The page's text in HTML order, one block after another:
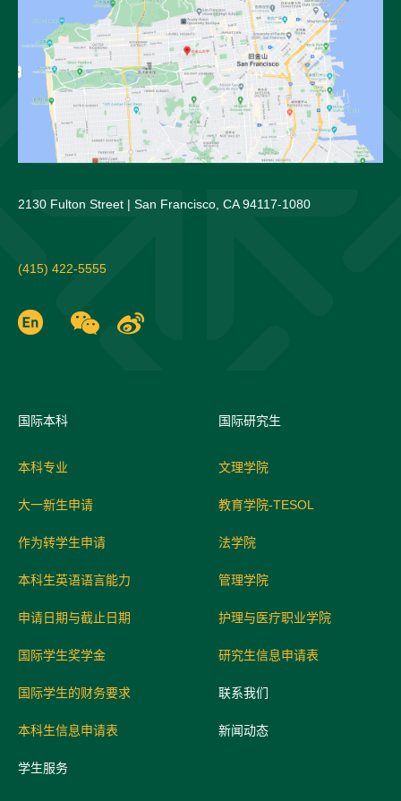
2130 Fulton Street | San Francisco, CA 94117-1080
(415) 422-5555
国际本科
本科专业
大一新生申请
作为转学生申请
本科生英语语言能力
申请日期与截止日期
国际学生奖学金
国际学生的财务要求
本科生信息申请表
学生服务
国际研究生
文理学院
教育学院-TESOL
法学院
管理学院
护理与医疗职业学院
研究生信息申请表
联系我们
新闻动态